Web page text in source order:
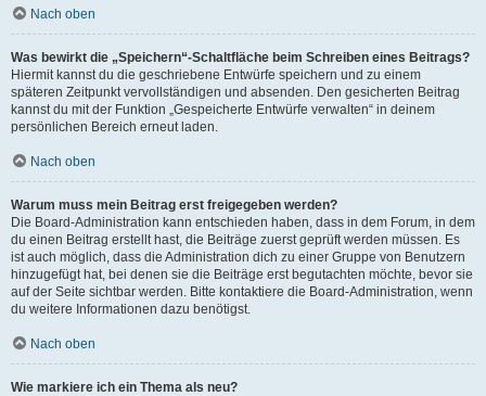
Nach oben
Was bewirkt die „Speichern“-Schaltfläche beim Schreiben eines Beitrags?
Hiermit kannst du die geschriebene Entwürfe speichern und zu einem
späteren Zeitpunkt vervollständigen und absenden. Den gesicherten Beitrag
kannst du mit der Funktion „Gespeicherte Entwürfe verwalten“ in deinem
persönlichen Bereich erneut laden.
Nach oben
Warum muss mein Beitrag erst freigegeben werden?
Die Board-Administration kann entschieden haben, dass in dem Forum, in dem
du einen Beitrag erstellt hast, die Beiträge zuerst geprüft werden müssen. Es
ist auch möglich, dass die Administration dich zu einer Gruppe von Benutzern
hinzugefügt hat, bei denen sie die Beiträge erst begutachten möchte, bevor sie
auf der Seite sichtbar werden. Bitte kontaktiere die Board-Administration, wenn
du weitere Informationen dazu benötigst.
Nach oben
Wie markiere ich ein Thema als neu?